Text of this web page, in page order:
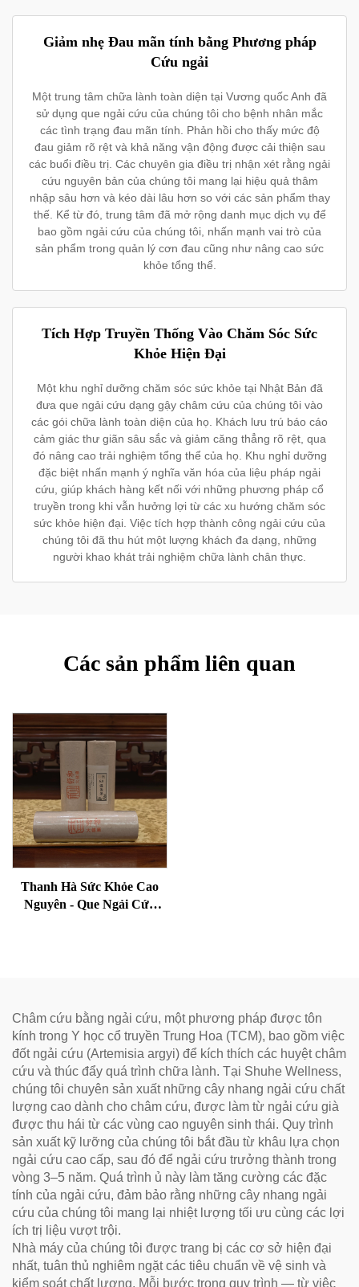
Giảm nhẹ Đau mãn tính bằng Phương pháp
Cứu ngải
Một trung tâm chữa lành toàn diện tại Vương quốc Anh đã
sử dụng que ngải cứu của chúng tôi cho bệnh nhân mắc
các tình trạng đau mãn tính. Phản hồi cho thấy mức độ
đau giảm rõ rệt và khả năng vận động được cải thiện sau
các buổi điều trị. Các chuyên gia điều trị nhận xét rằng ngải
cứu nguyên bản của chúng tôi mang lại hiệu quả thâm
nhập sâu hơn và kéo dài lâu hơn so với các sản phẩm thay
thế. Kể từ đó, trung tâm đã mở rộng danh mục dịch vụ để
bao gồm ngải cứu của chúng tôi, nhấn mạnh vai trò của
sản phẩm trong quản lý cơn đau cũng như nâng cao sức
khỏe tổng thể.
Tích Hợp Truyền Thống Vào Chăm Sóc Sức
Khỏe Hiện Đại
Một khu nghỉ dưỡng chăm sóc sức khỏe tại Nhật Bản đã
đưa que ngải cứu dạng gậy châm cứu của chúng tôi vào
các gói chữa lành toàn diện của họ. Khách lưu trú báo cáo
cảm giác thư giãn sâu sắc và giảm căng thẳng rõ rệt, qua
đó nâng cao trải nghiệm tổng thể của họ. Khu nghỉ dưỡng
đặc biệt nhấn mạnh ý nghĩa văn hóa của liệu pháp ngải
cứu, giúp khách hàng kết nối với những phương pháp cổ
truyền trong khi vẫn hưởng lợi từ các xu hướng chăm sóc
sức khỏe hiện đại. Việc tích hợp thành công ngải cứu của
chúng tôi đã thu hút một lượng khách đa dạng, những
người khao khát trải nghiệm chữa lành chân thực.
Các sản phẩm liên quan
Thanh Hà Sức Khỏe Cao
Nguyên - Que Ngải Cứu
Châm cứu bằng ngải cứu, một phương pháp được tôn
kính trong Y học cổ truyền Trung Hoa (TCM), bao gồm việc
đốt ngải cứu (Artemisia argyi) để kích thích các huyệt châm
cứu và thúc đẩy quá trình chữa lành. Tại Shuhe Wellness,
chúng tôi chuyên sản xuất những cây nhang ngải cứu chất
lượng cao dành cho châm cứu, được làm từ ngải cứu già
được thu hái từ các vùng cao nguyên sinh thái. Quy trình
sản xuất kỹ lưỡng của chúng tôi bắt đầu từ khâu lựa chọn
ngải cứu cao cấp, sau đó để ngải cứu trưởng thành trong
vòng 3–5 năm. Quá trình ủ này làm tăng cường các đặc
tính của ngải cứu, đảm bảo rằng những cây nhang ngải
cứu của chúng tôi mang lại nhiệt lượng tối ưu cùng các lợi
ích trị liệu vượt trội.
Nhà máy của chúng tôi được trang bị các cơ sở hiện đại
nhất, tuân thủ nghiêm ngặt các tiêu chuẩn về vệ sinh và
kiểm soát chất lượng. Mỗi bước trong quy trình — từ việc